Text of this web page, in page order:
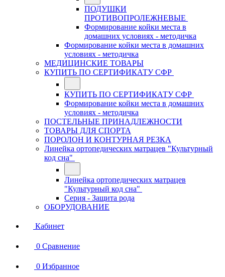
ПОДУШКИ
ПРОТИВОПРОЛЕЖНЕВЫЕ
Формирование койки места в
домашних условиях - методичка
Формирование койки места в домашних
условиях - методичка
МЕДИЦИНСКИЕ ТОВАРЫ
КУПИТЬ ПО СЕРТИФИКАТУ СФР
КУПИТЬ ПО СЕРТИФИКАТУ СФР
Формирование койки места в домашних
условиях - методичка
ПОСТЕЛЬНЫЕ ПРИНАДЛЕЖНОСТИ
ТОВАРЫ ДЛЯ СПОРТА
ПОРОЛОН И КОНТУРНАЯ РЕЗКА
Линейка ортопедических матрацев "Культурный
код сна"
Линейка ортопедических матрацев
"Культурный код сна"
Серия - Защита рода
ОБОРУДОВАНИЕ
Кабинет
0 Сравнение
0 Избранное